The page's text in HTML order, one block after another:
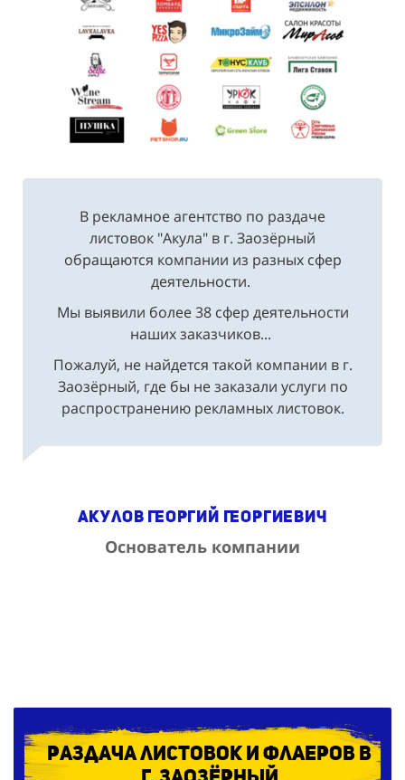
В рекламное агентство по раздаче
обращаются компании из разных сфер
деятельности.
Мы выявили более 38 сфер деятельности
наших заказчиков...
Пожалуй, не найдется такой компании в г.
распространению рекламных листовок.
Основатель компании
Раздача листовок и флаеров в
г. Заозёрный